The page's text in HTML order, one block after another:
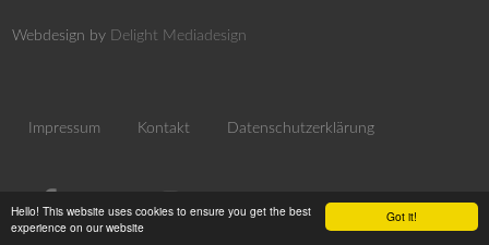
Got it!
Hello! This website uses cookies to ensure you get the best
experience on our website
Webdesign by Delight Mediadesign
Impressum Kontakt Datenschutzerklärung